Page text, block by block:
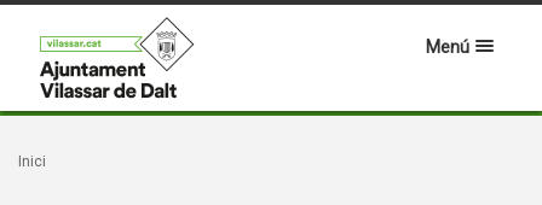
Menú
Inici